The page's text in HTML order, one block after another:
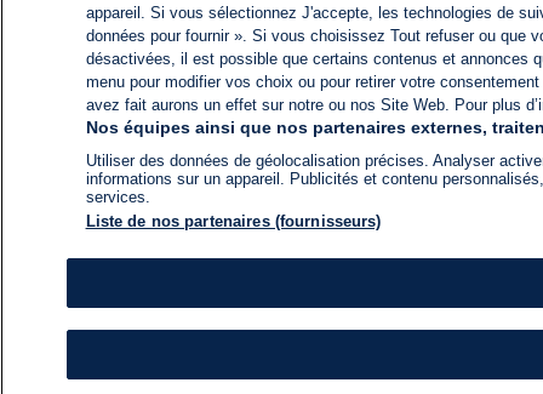
appareil. Si vous sélectionnez J'accepte, les technologies de
données pour fournir ». Si vous choisissez Tout refuser ou
désactivées, il est possible que certains contenus et annonces
menu pour modifier vos choix ou pour retirer votre
avez fait aurons un effet sur notre ou nos Site Web. Pour plus
Nos équipes ainsi que nos partenaires externes,
Utiliser des données de géolocalisation précises. Analyser
informations sur un appareil. Publicités et contenu
services.
Liste de nos partenaires (fournisseurs)